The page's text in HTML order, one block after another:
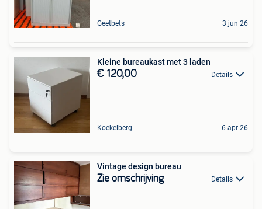
Geetbets 3 jun 26
Kleine bureaukast met 3 laden
€ 120,00 Details
Koekelberg 6 apr 26
Vintage design bureau
Zie omschrijving Details